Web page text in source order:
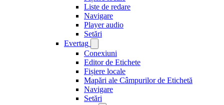
Liste de redare
Navigare
Player audio
Setări
Evertag
Conexiuni
Editor de Etichete
Fișiere locale
Mapări ale Câmpurilor de Etichetă
Navigare
Setări